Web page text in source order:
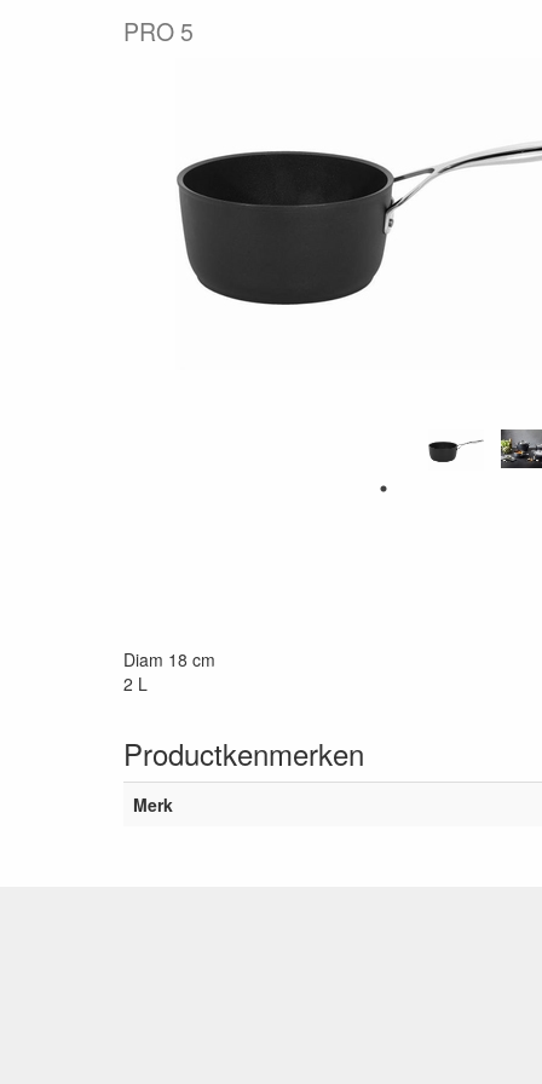
PRO 5
Diam 18 cm
2 L
Productkenmerken
Merk